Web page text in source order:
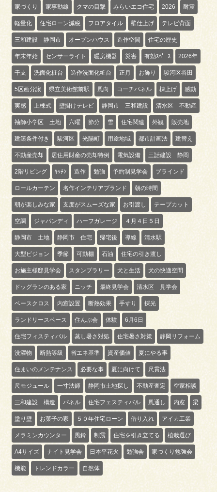
家づくり 家事動線 クマの目撃 みらいエコ住宅 2026 耐震
軽量化 住宅ローン減税 フロアタイル 壁仕上げ テレビ背面
三和建設 静岡市 オープンハウス 造作空間 住宅の歴史
年末年始 センサーライト 暖房機器 災害 有効ｽﾍﾟｰｽ 2026年
干支 洗面化粧台 造作洗面化粧台 正月 お飾り 駿河区谷田
5区画分譲 県立美術館前駅 風向 コーチパネル 棟上げ 感動
実感 上棟式 壁掛けテレビ 静岡市 三和建設 清水区 不動産
袖師小学区 土地 六曜 節分 雪 住宅関連 外観 販売地
建築条件付き 駿河区 光陽町 用途地域 都市計画法 建替え
不動産売却 居住用財産の売却特例 電気設備 三話建設 静岡
2階リビング ｷｯﾁﾝ 造作 勉強 予約制見学会 ブラインド
ロールカーテン 名作インテリアブランド 朝の時間
朝が楽しみな家 支度がスムーズな家 お引渡し テープカット
空調 ジャパンディ ハーフガレージ ４月４日５日
静岡市 土地 静岡市 住宅 帰宅後 導線 清水駅
大型ビジョン 季節 可動棚 石油 住宅の引き渡し
お施主様邸見学会 スタンプラリー 犬と生活 犬の快適空間
ドッグランのある家 ニッチ 最終見学会 清水区 見学会
ベースクロス 内窓設置 断熱効果 手すり 採光
ランドリースペース 住んぷ会 体験 6月6日
住宅フィスティバル 蒸し暑さ対処 住宅暑さ対策 静岡リフォーム
洗濯物 断熱等級 省エネ基準 資産価値 夏にやる事
住まいのメンテナンス 必要な事 夏に向けて 尺貫法
尺モジュール 一寸法師 静岡市土地探し 不動産査定 空家相談
三和建設 構造 パネル 住宅フェスティバル 風通し 内窓 梁
塗り壁 お菓子の家 ５０年住宅ローン 借り入れ アイカ工業
メラミンカウンター 風鈴 制震 住宅を引き立てる 植栽選び
A4サイズ ナイト見学会 日本平花火 勉強会 家づくり勉強会
機能 トレンドカラー 自然体